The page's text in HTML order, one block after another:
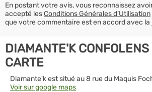
En postant votre avis, vous reconnaissez
accepté lesConditions Générales d’Utilisation
que votre commentaire est en accord avec la
DIAMANTE'K
CARTE
Diamante'k est situé au 8 rue du Maquis
Voir sur google maps